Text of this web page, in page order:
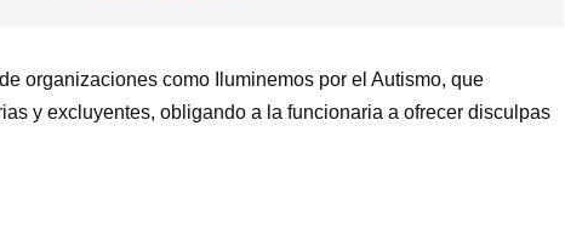
organizaciones como Iluminemos por el Autismo, que
y excluyentes, obligando a la funcionaria a ofrecer disculpas